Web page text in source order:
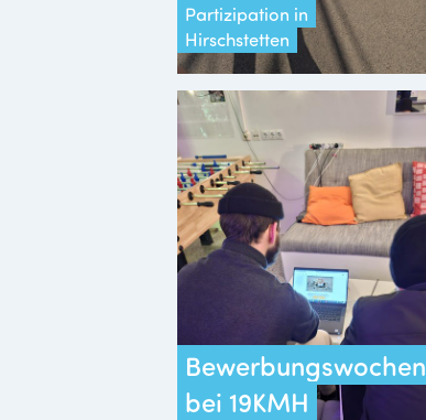
Partizipation in
Hirschstetten
Bewerbungswochen
bei 19KMH